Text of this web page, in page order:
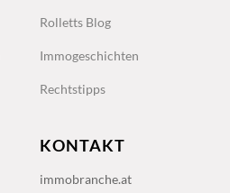
Rolletts Blog
Immogeschichten
Rechtstipps
KONTAKT
immobranche.at